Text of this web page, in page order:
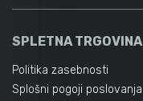
SPLETNA TRGOVINA
Politika zasebnosti
Splošni pogoji poslovanja